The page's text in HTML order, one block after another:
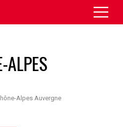
ALPES
Alpes Auvergne